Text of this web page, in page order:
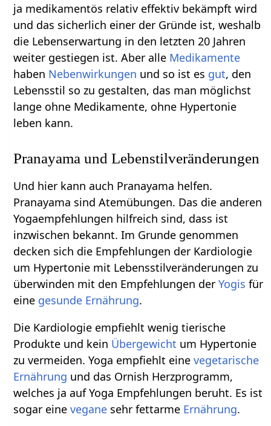
ja medikamentös relativ effektiv bekämpft wird
und das sicherlich einer der Gründe ist, weshalb
die Lebenserwartung in den letzten 20 Jahren
weiter gestiegen ist. Aber alle Medikamente
haben Nebenwirkungen und so ist es gut, den
Lebensstil so zu gestalten, das man möglichst
lange ohne Medikamente, ohne Hypertonie
leben kann.
Pranayama und Lebenstilveränderungen
Und hier kann auch Pranayama helfen.
Pranayama sind Atemübungen. Das die anderen
Yogaempfehlungen hilfreich sind, dass ist
inzwischen bekannt. Im Grunde genommen
decken sich die Empfehlungen der Kardiologie
um Hypertonie mit Lebensstilveränderungen zu
überwinden mit den Empfehlungen derYogis für
eine gesunde Ernährung.
Die Kardiologie empfiehlt wenig tierische
Produkte und kein Übergewicht um Hypertonie
zu vermeiden. Yoga empfiehlt einevegetarische
Ernährung und das Ornish Herzprogramm,
welches ja auf Yoga Empfehlungen beruht. Es ist
sogar einevegane sehr fettarme Ernährung.